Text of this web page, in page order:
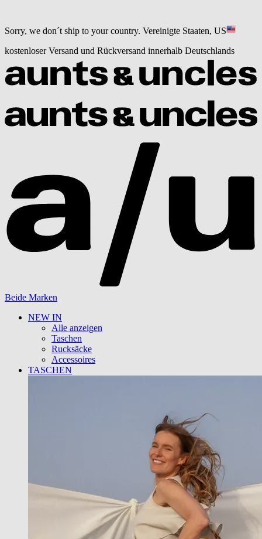
Sorry, we don´t ship to your country. Vereinigte Staaten, US
kostenloser Versand und Rückversand innerhalb Deutschlands
Beide Marken
NEW IN
Alle anzeigen
Taschen
Rucksäcke
Accessoires
TASCHEN